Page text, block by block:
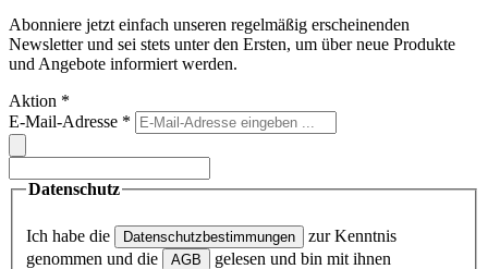
Abonniere jetzt einfach unseren regelmäßig erscheinenden
Newsletter und sei stets unter den Ersten, um über neue Produkte
und Angebote informiert werden.
Aktion *
E-Mail-Adresse *
Datenschutz
Ich habe die Datenschutzbestimmungen
zur Kenntnis
genommen und die
AGB
gelesen und bin mit ihnen